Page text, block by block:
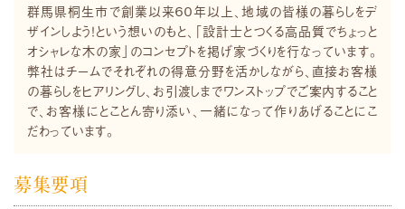
群馬県桐生市で創業以来６０年以上、地域の皆様の暮らしをデ
ザインしよう！という想いのもと、「設計士とつくる高品質でちょっと
オシャレな木の家」のコンセプトを掲げ家づくりを行なっています。
弊社はチームでそれぞれの得意分野を活かしながら、直接お客様
の暮らしをヒアリングし、お引渡しまでワンストップでご案内すること
で、お客様にとことん寄り添い、一緒になって作りあげることにこ
だわっています。
募集要項